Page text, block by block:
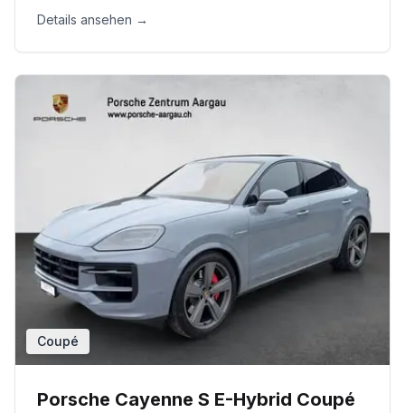
Details ansehen →
Coupé
Porsche Cayenne S E-Hybrid Coupé